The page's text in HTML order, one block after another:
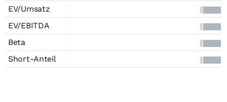
EV/Umsatz
EV/EBITDA
Beta
Short-Anteil